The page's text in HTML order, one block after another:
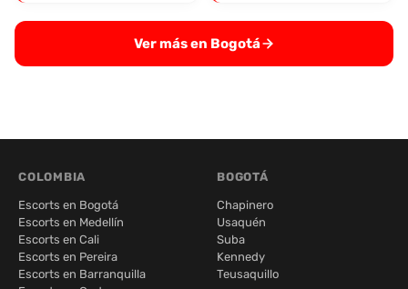
Ver más en Bogotá
COLOMBIA
Escorts en Bogotá
Escorts en Medellín
Escorts en Cali
Escorts en Pereira
Escorts en Barranquilla
BOGOTÁ
Chapinero
Usaquén
Suba
Kennedy
Teusaquillo